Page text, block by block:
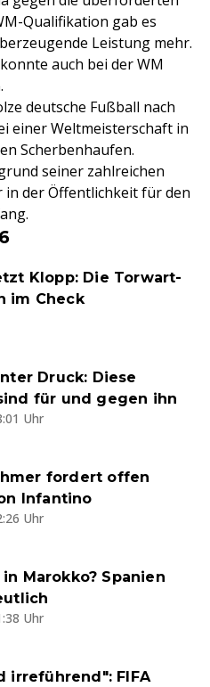
Qualifikation gab es
Leistung mehr.
auch bei der WM
deutsche Fußball nach
einer Weltmeisterschaft in
Scherbenhaufen.
seiner zahlreichen
in der Öffentlichkeit für den
Klopp: Die Torwart-
im Check
Druck: Diese
für und gegen ihn
Uhr
fordert offen
Infantino
Uhr
Marokko? Spanien
Uhr
irreführend": FIFA